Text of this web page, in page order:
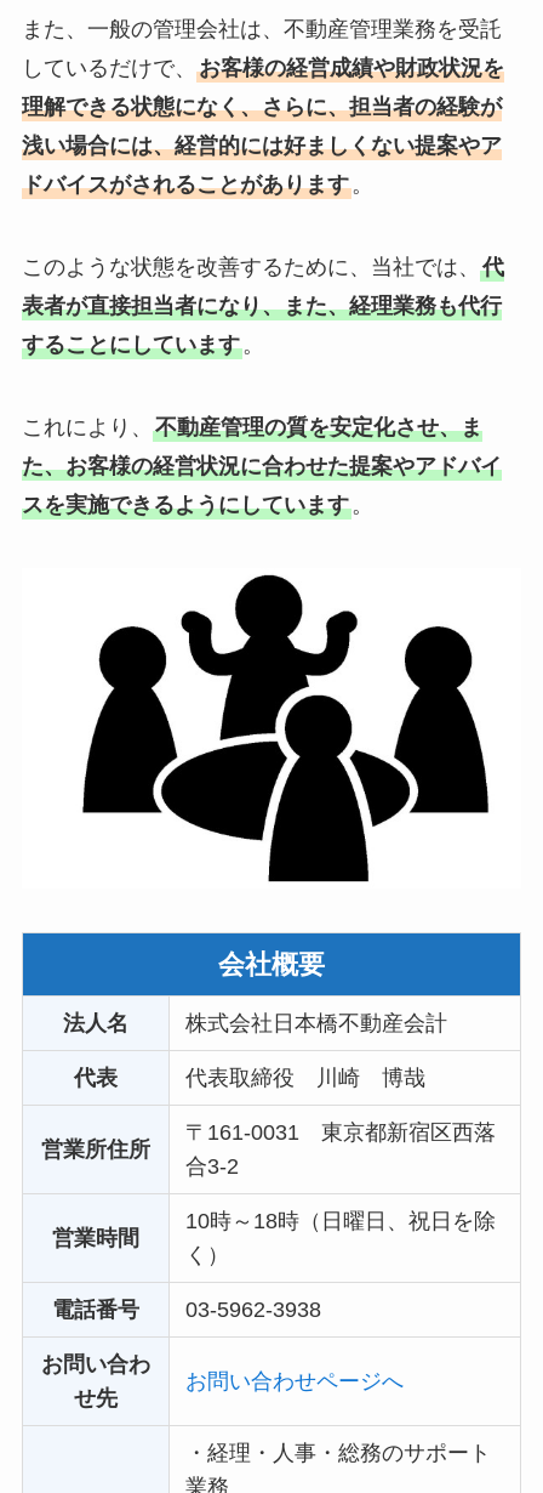
また、一般の管理会社は、不動産管理業務を受託
しているだけで、 お客様の経営成績や財政状況を
理解できる状態になく、さらに、担当者の経験が
浅い場合には、経営的には好ましくない提案やア
ドバイスがされることがあります。
このような状態を改善するために、当社では、 代
表者が直接担当者になり、また、経理業務も代行
することにしています。
これにより、 不動産管理の質を安定化させ、ま
た、お客様の経営状況に合わせた提案やアドバイ
スを実施できるようにしています。
会社概要
法人名 株式会社日本橋不動産会計
代表 代表取締役 川崎 博哉
営業所住所
〒161-0031 東京都新宿区西落
合3‐2
営業時間
10時～18時（日曜日、祝日を除
く）
電話番号 03-5962-3938
お問い合わ
せ先
お問い合わせページへ
・経理・人事・総務のサポート
業務